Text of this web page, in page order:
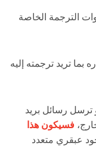
الترجمة الخاصة
تريد ترجمته إليه
ترسل رسائل بريد
فسيكون هذا
عبقري متعدد